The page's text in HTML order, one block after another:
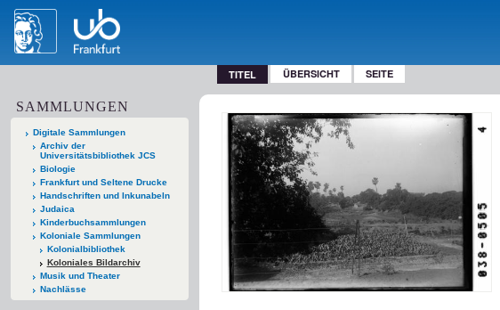
TITEL ÜBERSICHT SEITE
SAMMLUNGEN
Digitale Sammlungen
Archiv der
Universitätsbibliothek JCS
Biologie
Frankfurt und Seltene Drucke
Handschriften und Inkunabeln
Judaica
Kinderbuchsammlungen
Koloniale Sammlungen
Kolonialbibliothek
Koloniales Bildarchiv
Musik und Theater
Nachlässe